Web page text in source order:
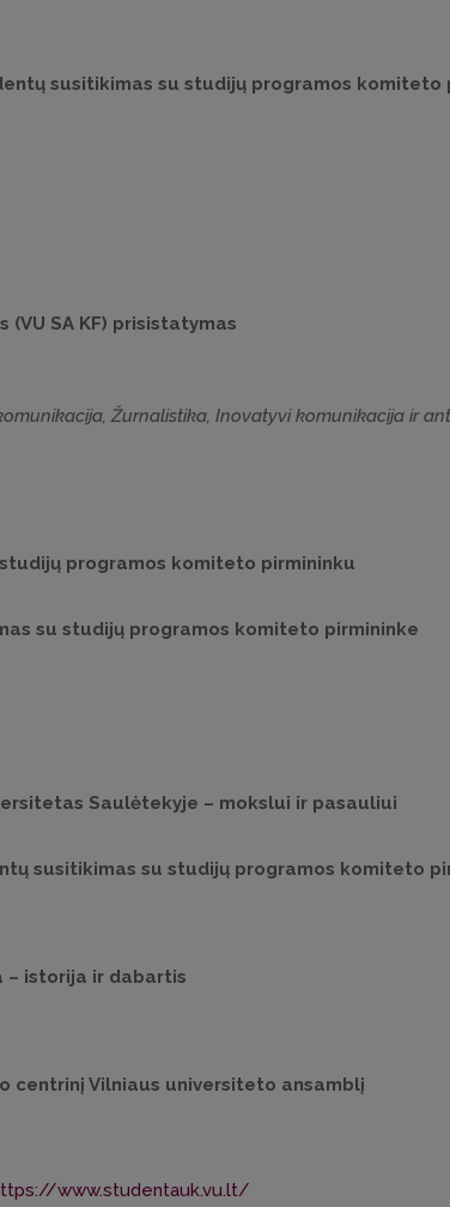
susitikimas su studijų programos komiteto
SA KF) prisistatymas
Žurnalistika, Inovatyvi komunikacija ir
programos komiteto pirmininku
su studijų programos komiteto pirmininke
Saulėtekyje – mokslui ir pasauliui
susitikimas su studijų programos komiteto
– istorija ir dabartis
centrinį Vilniaus universiteto ansamblį
www.studentauk.vu.lt/